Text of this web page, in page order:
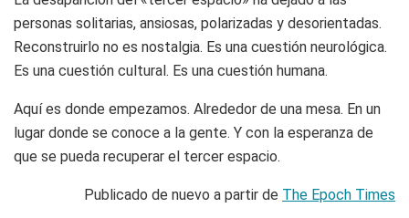
personas solitarias, ansiosas, polarizadas y desorientadas.
Reconstruirlo no es nostalgia. Es una cuestión neurológica.
Es una cuestión cultural. Es una cuestión humana.
Aquí es donde empezamos. Alrededor de una mesa. En un
lugar donde se conoce a la gente. Y con la esperanza de
que se pueda recuperar el tercer espacio.
Publicado de nuevo a partir de The Epoch Times